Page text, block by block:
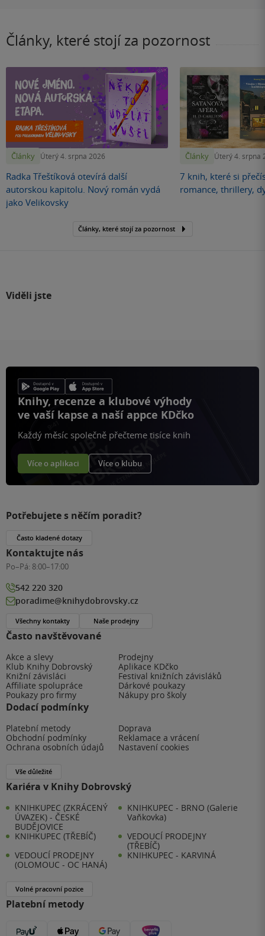
Články, které stojí za pozornost
Články Úterý 4. srpna 2026
Radka Třeštíková otevírá další
autorskou kapitolu. Nový román vydá
jako Velikovsky
Články Úterý 4. srpna
7 knih, které si
romance, thrillery,
Články, které stojí za pozornost
Viděli jste
Knihy, recenze a klubové výhody
ve vaší kapse a naší appce KDčko
Každý měsíc společně přečteme tisíce knih
Více o aplikaci Více o klubu
Často navštěvované
Akce a slevy
Prodejny
Klub Knihy Dobrovský
Aplikace KDčko
Knižní závisláci
Festival knižních závisláků
Affiliate spolupráce
Dárkové poukazy
Poukazy pro firmy
Nákupy pro školy
Dodací podmínky
Platební metody
Doprava
Obchodní podmínky
Reklamace a vrácení
Ochrana osobních údajů
Nastavení cookies
Vše důležité
Kariéra v Knihy Dobrovský
KNIHKUPEC (ZKRÁCENÝ
ÚVAZEK) - ČESKÉ
BUDĚJOVICE
KNIHKUPEC - BRNO (Galerie
Vaňkovka)
KNIHKUPEC (TŘEBÍČ)
VEDOUCÍ PRODEJNY
(TŘEBÍČ)
VEDOUCÍ PRODEJNY
(OLOMOUC - OC HANÁ)
KNIHKUPEC - KARVINÁ
Volné pracovní pozice
Platební metody
Potřebujete s něčím poradit?
Často kladené dotazy
Kontaktujte nás
Po–Pá: 8:00–17:00
542 220 320
poradime@knihydobrovsky.cz
Všechny kontakty Naše prodejny